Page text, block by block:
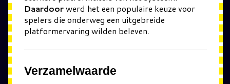
Daardoorwerd het een populaire keuze voor
spelers die onderweg een uitgebreide
platformervaring wilden beleven.
Verzamelwaarde